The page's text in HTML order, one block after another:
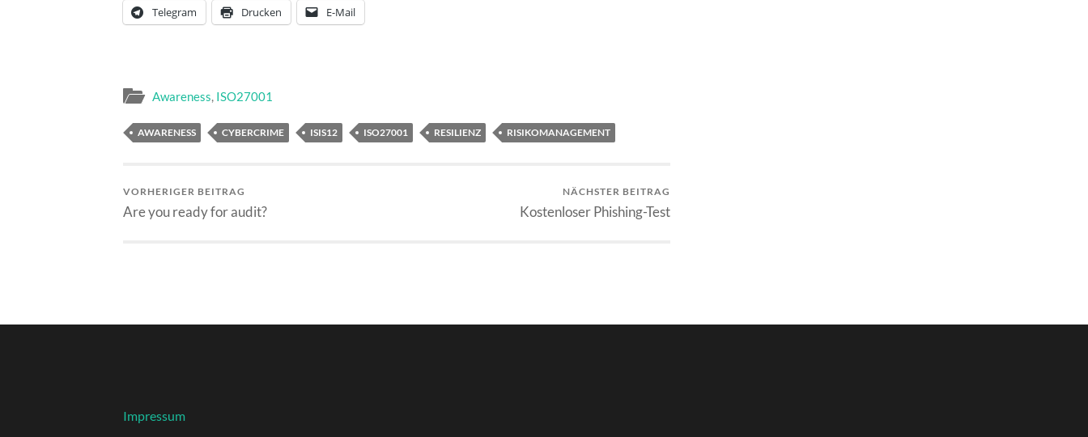
Telegram Drucken E-Mail
Awareness, ISO27001
AWARENESS CYBERCRIME ISIS12 ISO27001 RESILIENZ RISIKOMANAGEMENT
VORHERIGER BEITRAG
Are you ready for audit?
NÄCHSTER BEITRAG
Kostenloser Phishing-Test
Impressum